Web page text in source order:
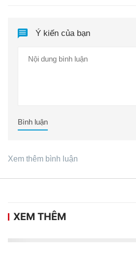
Ý kiến của bạn
Bình luận
Xem thêm bình luận
XEM THÊM